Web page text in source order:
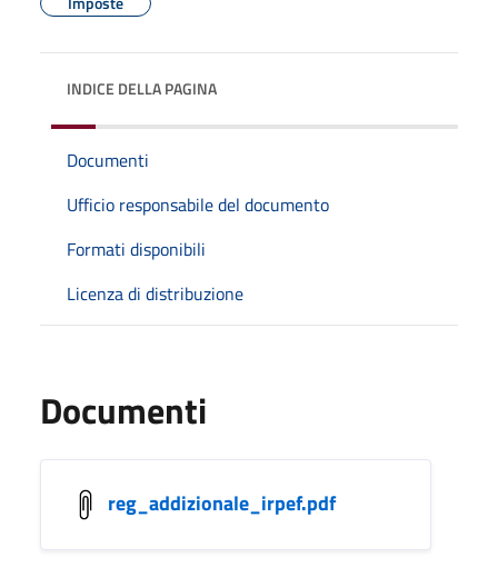
INDICE DELLA PAGINA
Documenti
Ufficio responsabile del documento
Formati disponibili
Licenza di distribuzione
Documenti
reg_addizionale_irpef.pdf